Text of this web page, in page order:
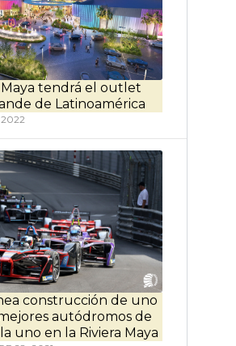
Maya tendrá el outlet
de Latinoamérica
2022
construcción de uno
autódromos de
uno en la Riviera Maya